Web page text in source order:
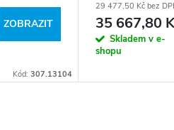
ZOBRAZIT
Kód: 307.13104
29 477,50 Kč bez
35 667,80
Skladem v e-
shopu